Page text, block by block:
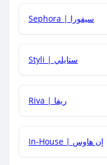
العروض الأخرى؟
Sephora | سيفورا
Styli | ستايلي
Riva | ريفا
In-House | إن هاوس